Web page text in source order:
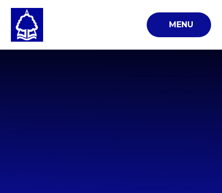
MENU